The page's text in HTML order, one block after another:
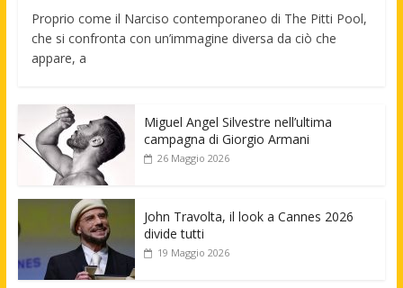
Proprio come il Narciso contemporaneo di The Pitti Pool,
che si confronta con un’immagine diversa da ciò che
appare, a
Miguel Angel Silvestre nell’ultima
campagna di Giorgio Armani
26 Maggio 2026
John Travolta, il look a Cannes 2026
divide tutti
19 Maggio 2026